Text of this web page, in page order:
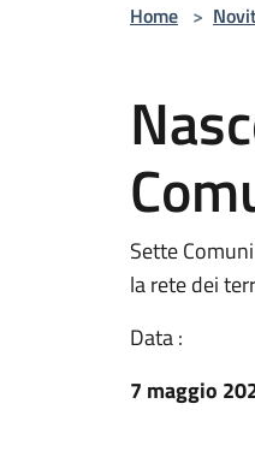
Home >
Sette
la rete dei
Data :
7 maggio